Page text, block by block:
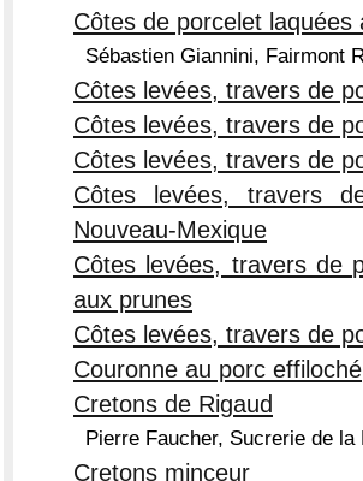
Côtes de porcelet
Sébastien Giannini, Fairmont
Côtes levées, travers de
Côtes levées, travers de
Côtes levées, travers de
Côtes levées, travers
Nouveau-Mexique
Côtes levées, travers de
aux prunes
Côtes levées, travers de
Couronne au porc effiloché
Cretons de Rigaud
Pierre Faucher, Sucrerie de la
Cretons minceur